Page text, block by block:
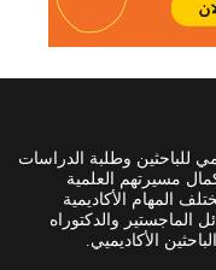
للباحثين وطلبة الدراسات
مسيرتهم العلمية
المهام الأكاديمية
الماجستير والدكتوراه
الأكاديميي.